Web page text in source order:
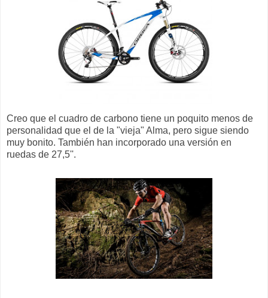
Creo que el cuadro de carbono tiene un poquito menos de
personalidad que el de la "vieja" Alma, pero sigue siendo
muy bonito. También han incorporado una versión en
ruedas de 27,5''.